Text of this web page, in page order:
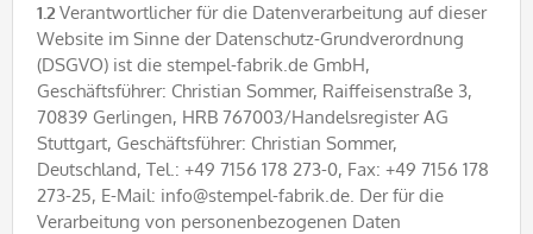
1.2 Verantwortlicher für die Datenverarbeitung auf dieser
Website im Sinne der Datenschutz-Grundverordnung
(DSGVO) ist die stempel-fabrik.de GmbH,
Geschäftsführer: Christian Sommer, Raiffeisenstraße 3,
70839 Gerlingen, HRB 767003/Handelsregister AG
Stuttgart, Geschäftsführer: Christian Sommer,
Deutschland, Tel.: +49 7156 178 273-0, Fax: +49 7156 178
273-25, E-Mail: info@stempel-fabrik.de. Der für die
Verarbeitung von personenbezogenen Daten